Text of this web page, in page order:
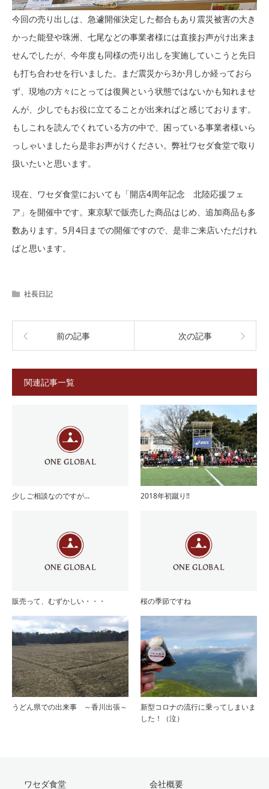
今回の売り出しは、急遽開催決定した都合もあり震災被害の大き
かった能登や珠洲、七尾などの事業者様には直接お声がけ出来ま
せんでしたが、今年度も同様の売り出しを実施していこうと先日
も打ち合わせを行いました。まだ震災から3か月しか経っておら
ず、現地の方々にとっては復興という状態ではないかも知れませ
んが、少しでもお役に立てることが出来ればと感じております。
もしこれを読んでくれている方の中で、困っている事業者様いら
っしゃいましたら是非お声がけください。弊社ワセダ食堂で取り
扱いたいと思います。
現在、ワセダ食堂においても「開店4周年記念 北陸応援フェ
ア」を開催中です。東京駅で販売した商品はじめ、追加商品も多
数あります。5月4日までの開催ですので、是非ご来店いただけれ
ばと思います。
社長日記
前の記事 次の記事
関連記事一覧
少しご相談なのですが… 2018年初蹴り‼
販売って、むずかしい・・・ 桜の季節ですね
うどん県での出来事 ～香川出張～
新型コロナの流行に乗ってしまいま
した！（泣）
ワセダ食堂 会社概要